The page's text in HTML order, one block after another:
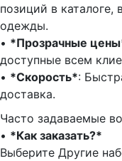
позиций в
одежды.
•⁠ ⁠ *Прозрачные
доступные всем
•⁠ ⁠ *Скорость*:
доставка.
Часто задаваемые
•⁠ ⁠*Как заказать?*
Выберите Другие